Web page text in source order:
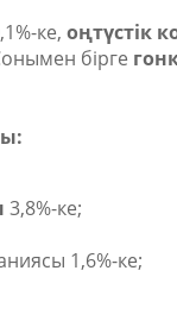
ке, оңтүстік
бірге
3,8%-ке;
1,6%-ке;